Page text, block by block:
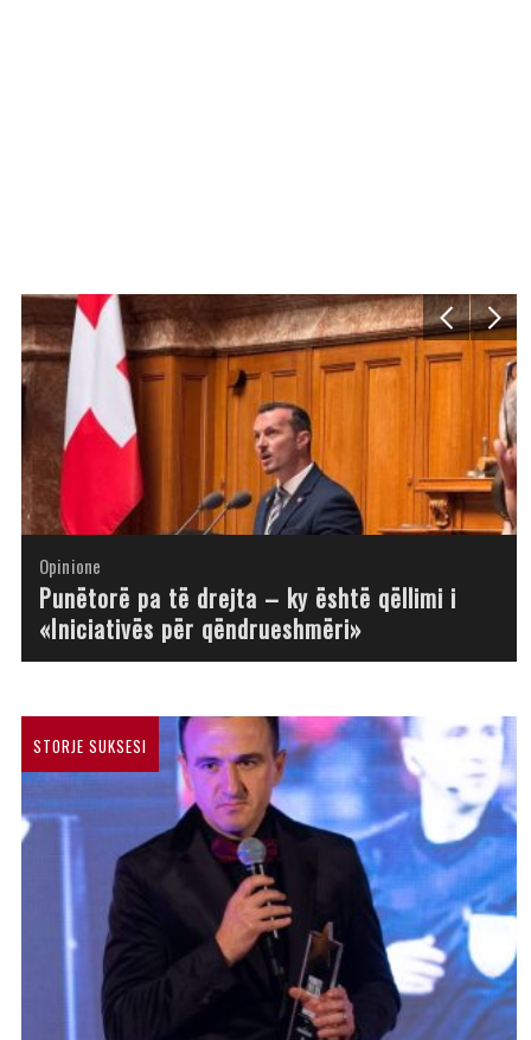
Opinione
Opinione
Punëtorë pa të drejta – ky është qëllimi i
«Iniciativës për qëndrueshmëri»
Opinione
Opinione
Opinione
Opinione
Opinione
Opinione
STORJE SUKSESI